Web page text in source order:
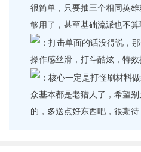
很简单，只要抽三个相同英
够用了，甚至基础流派也不算
：打击单面的话没得说，
操作感丝滑，打斗酷炫，特
：核心一定是打怪刷材料
众基本都是老猎人了，希望
的，多送点好东西吧，很期